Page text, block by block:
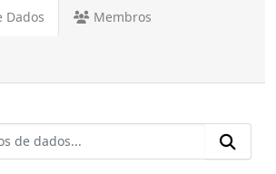
Dados Membros